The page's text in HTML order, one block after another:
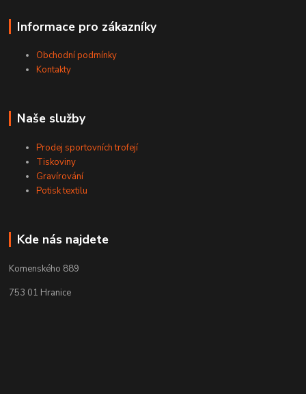
Informace pro zákazníky
Obchodní podmínky
Kontakty
Naše služby
Prodej sportovních trofejí
Tiskoviny
Gravírování
Potisk textilu
Kde nás najdete
Komenského 889
753 01 Hranice